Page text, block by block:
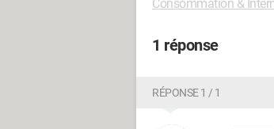
Consommation &
1 réponse
RÉPONSE 1 / 1